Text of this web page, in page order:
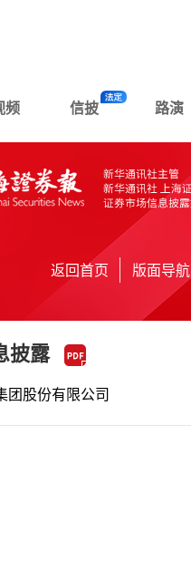
频 信披 路演
返回首页 版面导航
披露
团股份有限公司